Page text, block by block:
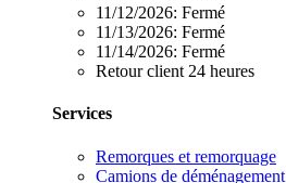
11/12/2026: Fermé
11/13/2026: Fermé
11/14/2026: Fermé
Retour client 24 heures
Services
Remorques et remorquage
Camions de déménagement